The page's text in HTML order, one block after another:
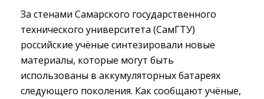
За стенами Самарского государственного
технического университета (СамГТУ)
российские учёные синтезировали новые
материалы, которые могут быть
использованы в аккумуляторных батареях
следующего поколения. Как сообщают учёные,